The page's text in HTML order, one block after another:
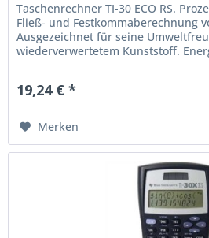
Taschenrechner TI-30 ECO RS.
Fließ- und Festkommaberechnung
Ausgezeichnet für seine
wiederverwertetem Kunststoff.
19,24 € *
Merken